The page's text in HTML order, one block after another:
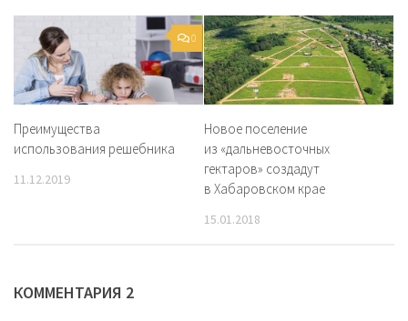
0
Преимущества
использования решебника
11.12.2019
Новое поселение
из «дальневосточных
гектаров» создадут
в Хабаровском крае
15.01.2018
КОММЕНТАРИЯ 2